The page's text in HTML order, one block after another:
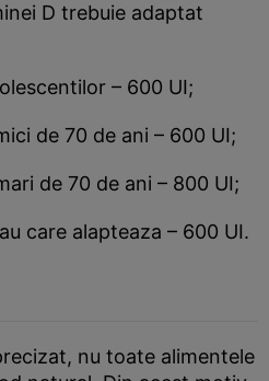
D trebuie adaptat
– 600 UI;
de 70 de ani – 600 UI;
de 70 de ani – 800 UI;
care alapteaza – 600 UI.
nu toate alimentele